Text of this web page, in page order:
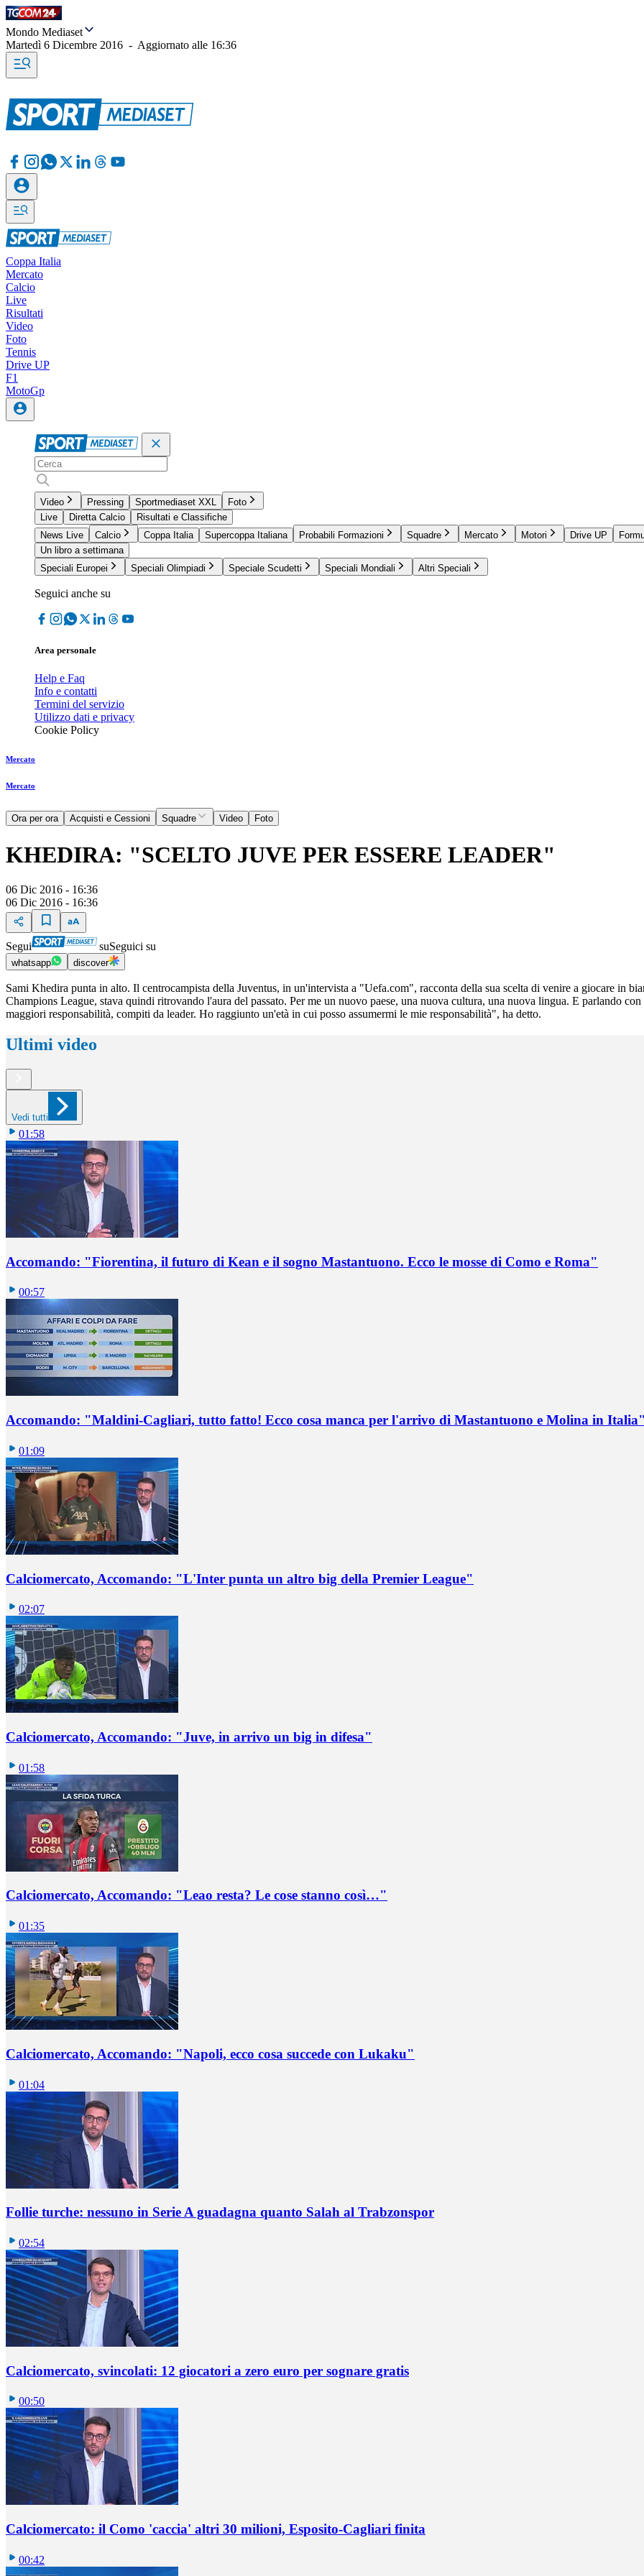
Mondo Mediaset
Martedì 6 Dicembre 2016 - Aggiornato alle 16:36
Coppa Italia
Mercato
Calcio
Live
Risultati
Video
Foto
Tennis
Drive UP
F1
MotoGp
Video Pressing Sportmediaset XXL
Foto
Live
Diretta Calcio
Risultati e Classifiche
News Live
Calcio Coppa Italia Supercoppa Italiana Probabili Formazioni Squadre Mercato Motori Drive UP
Un libro a settimana
Speciali Europei
Speciali Olimpiadi Speciale Scudetti Speciali Mondiali Altri Speciali
Seguici anche su
Area personale
Help e Faq
Info e contatti
Termini del servizio
Utilizzo dati e privacy
Cookie Policy
Mercato
Mercato
Ora per ora Acquisti e Cessioni Squadre Video Foto
KHEDIRA: "SCELTO JUVE PER ESSERE LEADER"
06 Dic 2016 - 16:36
06 Dic 2016 - 16:36
Segui suSeguici su
whatsapp discover
Sami Khedira punta in alto. Il centrocampista della Juventus, in un'intervista a "Uefa.com", racconta della sua scelta di venire a giocare in
Champions League, stava quindi ritrovando l'aura del passato. Per me un nuovo paese, una nuova cultura, una nuova lingua. E parlando
maggiori responsabilità, compiti da leader. Ho raggiunto un'età in cui posso assumermi le mie responsabilità", ha detto.
Ultimi video
Vedi tutti
01:58
Accomando: "Fiorentina, il futuro di Kean e il sogno Mastantuono. Ecco le mosse di Como e Roma"
00:57
Accomando: "Maldini-Cagliari, tutto fatto! Ecco cosa manca per l'arrivo di Mastantuono e Molina in
01:09
Calciomercato, Accomando: "L'Inter punta un altro big della Premier League"
02:07
Calciomercato, Accomando: "Juve, in arrivo un big in difesa"
01:58
Calciomercato, Accomando: "Leao resta? Le cose stanno così…"
01:35
Calciomercato, Accomando: "Napoli, ecco cosa succede con Lukaku"
01:04
Follie turche: nessuno in Serie A guadagna quanto Salah al Trabzonspor
02:54
Calciomercato, svincolati: 12 giocatori a zero euro per sognare gratis
00:50
Calciomercato: il Como 'caccia' altri 30 milioni, Esposito-Cagliari finita
00:42